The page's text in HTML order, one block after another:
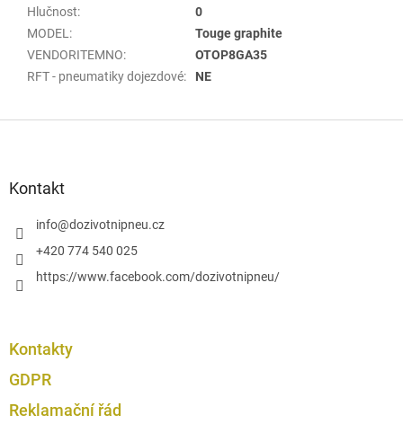
Hlučnost:
0
MODEL :
Touge graphite
VENDORITEMNO:
OTOP8GA35
RFT - pneumatiky dojezdové: NE
Kontakt
info@dozivotnipneu.cz
+420 774 540 025
https://www.facebook.com/dozivotnipneu/
Kontakty
GDPR
Reklamační řád